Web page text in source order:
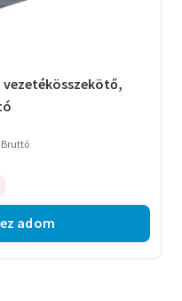
vezetékösszekötő,
Bruttó
adom